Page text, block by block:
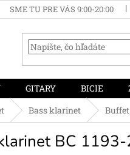
SME TU PRE VÁS 9:00-20:00
GITARY BICIE
Bass klarinet
BC 1193-